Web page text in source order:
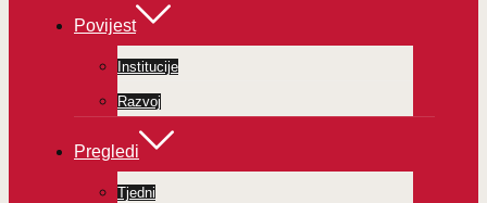
Povijest
Institucije
Razvoj
Pregledi
Tjedni